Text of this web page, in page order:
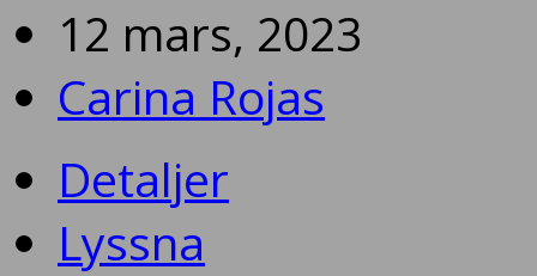
12 mars, 2023
Carina Rojas
Detaljer
Lyssna